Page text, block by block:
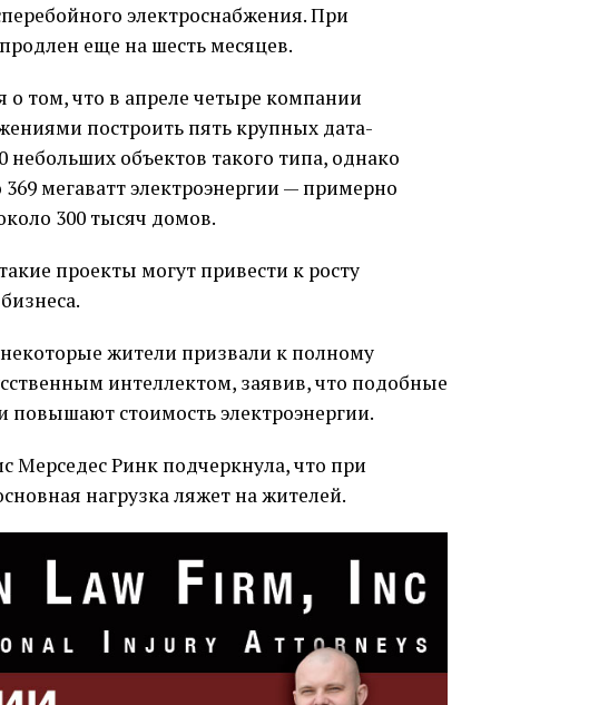
электроснабжения. При
еще на шесть месяцев.
том, что в апреле четыре компании
построить пять крупных дата-
небольших объектов такого типа, однако
мегаватт электроэнергии — примерно
300 тысяч домов.
проекты могут привести к росту
жители призвали к полному
интеллектом, заявив, что подобные
стоимость электроэнергии.
Мерседес Ринк подчеркнула, что при
нагрузка ляжет на жителей.